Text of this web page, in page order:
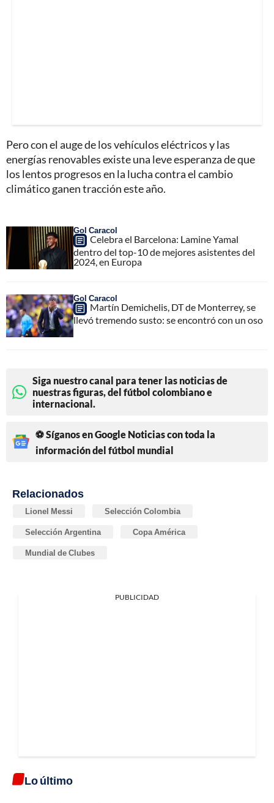
Pero con el auge de los vehículos eléctricos y las
energías renovables existe una leve esperanza de que
los lentos progresos en la lucha contra el cambio
climático ganen tracción este año.
Gol Caracol
Celebra el Barcelona: Lamine Yamal
dentro del top-10 de mejores asistentes del
2024, en Europa
Gol Caracol
Martín Demichelis, DT de Monterrey, se
llevó tremendo susto: se encontró con un oso
Siga nuestro canal para tener las noticias de
nuestras figuras, del fútbol colombiano e
internacional.
⚽ Síganos en Google Noticias con toda la
información del fútbol mundial
Relacionados
Lionel Messi Selección Colombia
Selección Argentina Copa América
Mundial de Clubes
PUBLICIDAD
Lo último